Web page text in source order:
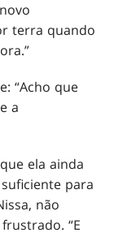
terra quando
“Acho que
a
ela ainda
para
não
“E